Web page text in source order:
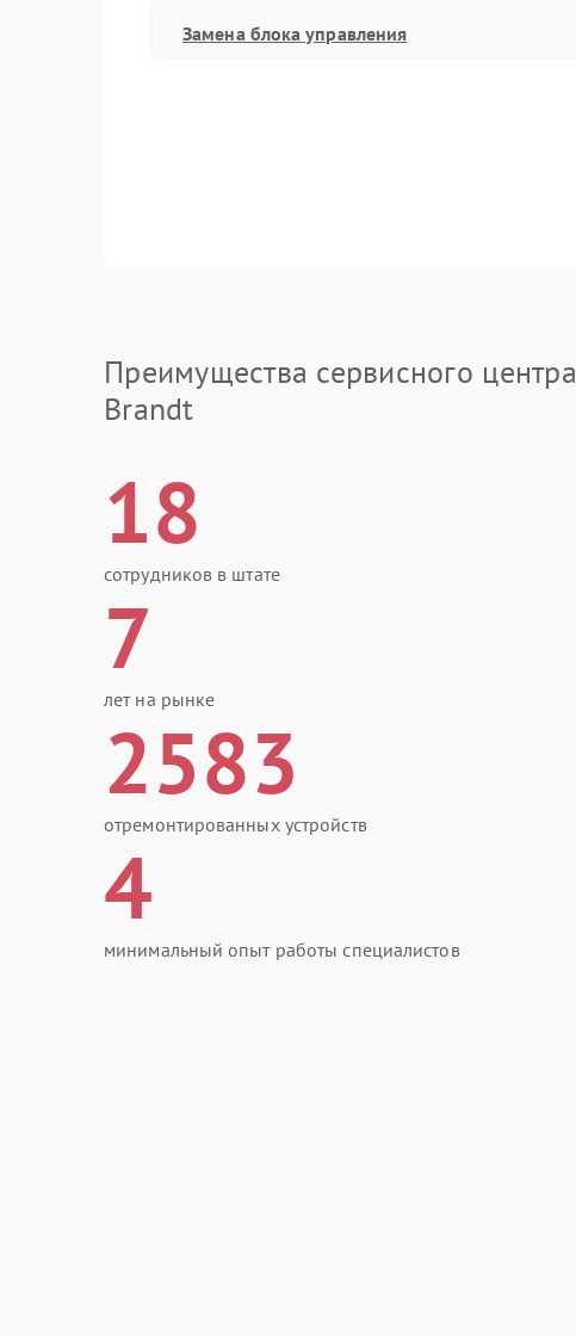
Замена блока управления
Преимущества сервисного центра
Brandt
18
сотрудников в штате
7
лет на рынке
2583
отремонтированных устройств
4
минимальный опыт работы специалистов